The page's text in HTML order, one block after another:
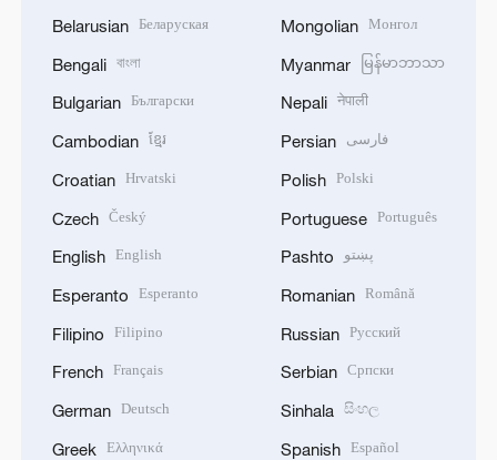
Belarusian Беларуская
Bengali বাংলা
Bulgarian Български
Cambodian ខ្មែរ
Croatian Hrvatski
Czech Český
English English
Esperanto Esperanto
Filipino Filipino
French Français
German Deutsch
Greek Ελληνικά
Mongolian Монгол
Myanmar မြန်မာဘာသာ
Nepali नेपाली
Persian فارسی
Polish Polski
Portuguese Português
Pashto پښتو
Romanian Română
Russian Русский
Serbian Српски
Sinhala සිංහල
Spanish Español